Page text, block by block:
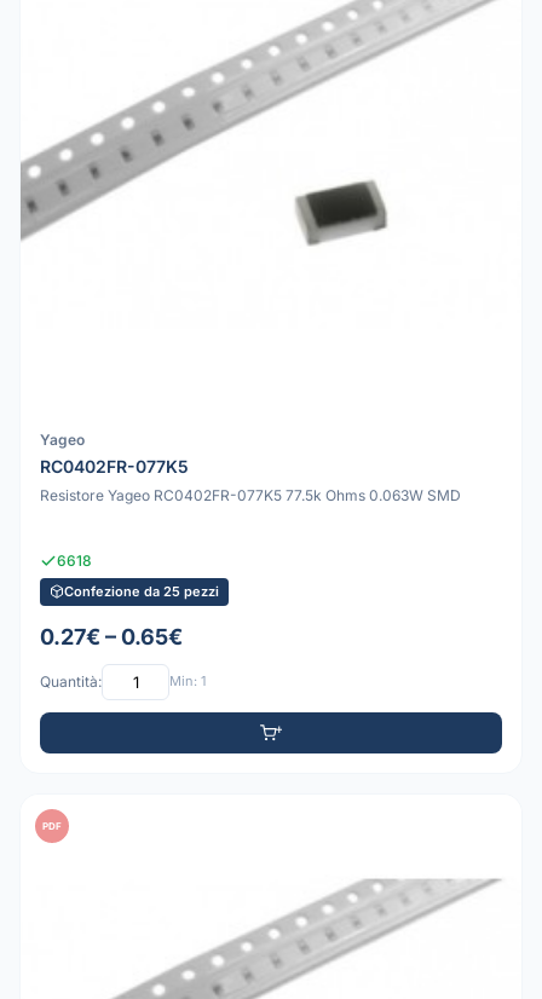
Yageo
RC0402FR-077K5
Resistore Yageo RC0402FR-077K5 77.5k Ohms 0.063W SMD
6618
Confezione da 25 pezzi
0.27€ – 0.65€
Quantità: Min: 1
PDF